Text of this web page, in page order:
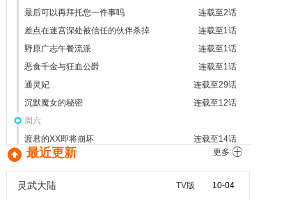
连载至2话
最后可以再拜托您一件事吗
连载至1话
差点在迷宫深处被信任的伙伴杀掉
连载至1话
野原广志午餐流派
连载至1话
恶食千金与狂血公爵
连载至29话
通灵妃
连载至12话
沉默魔女的秘密
周六
连载至14话
渡君的XX即将崩坏
连载至1话
娑婆气
拔作岛
更多 
 最近更新
10-04
灵武大陆 TV版